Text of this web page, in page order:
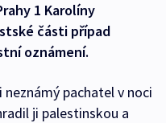
1 Karolíny
části případ
oznámení.
pachatel v noci
ji palestinskou a